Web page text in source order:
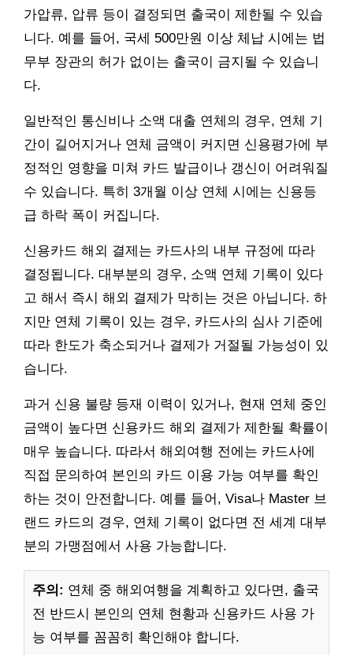
가압류, 압류 등이 결정되면 출국이 제한될 수 있습
니다. 예를 들어, 국세 500만원 이상 체납 시에는 법
무부 장관의 허가 없이는 출국이 금지될 수 있습니
다.
일반적인 통신비나 소액 대출 연체의 경우, 연체 기
간이 길어지거나 연체 금액이 커지면 신용평가에 부
정적인 영향을 미쳐 카드 발급이나 갱신이 어려워질
수 있습니다. 특히 3개월 이상 연체 시에는 신용등
급 하락 폭이 커집니다.
신용카드 해외 결제는 카드사의 내부 규정에 따라
결정됩니다. 대부분의 경우, 소액 연체 기록이 있다
고 해서 즉시 해외 결제가 막히는 것은 아닙니다. 하
지만 연체 기록이 있는 경우, 카드사의 심사 기준에
따라 한도가 축소되거나 결제가 거절될 가능성이 있
습니다.
과거 신용 불량 등재 이력이 있거나, 현재 연체 중인
금액이 높다면 신용카드 해외 결제가 제한될 확률이
매우 높습니다. 따라서 해외여행 전에는 카드사에
직접 문의하여 본인의 카드 이용 가능 여부를 확인
하는 것이 안전합니다. 예를 들어, Visa나 Master 브
랜드 카드의 경우, 연체 기록이 없다면 전 세계 대부
분의 가맹점에서 사용 가능합니다.
주의: 연체 중 해외여행을 계획하고 있다면, 출국
전 반드시 본인의 연체 현황과 신용카드 사용 가
능 여부를 꼼꼼히 확인해야 합니다.